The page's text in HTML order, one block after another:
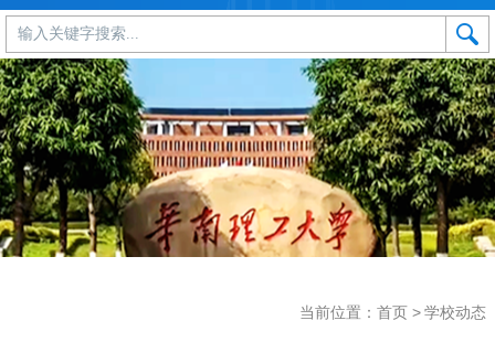
当前位置： 首页 > 学校动态